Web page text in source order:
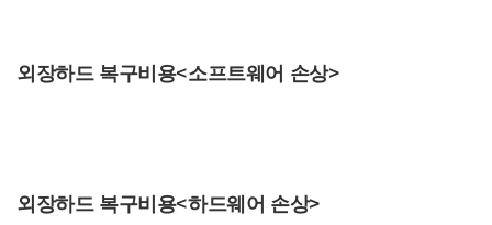
외장하드 복구비용<소프트웨어 손상>
외장하드 복구비용<하드웨어 손상>